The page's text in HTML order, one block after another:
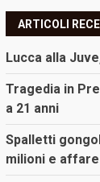
ARTICOLI
Lucca alla
Tragedia in
a 21 anni
Spalletti
milioni e